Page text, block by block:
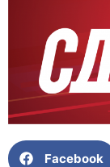
Facebook